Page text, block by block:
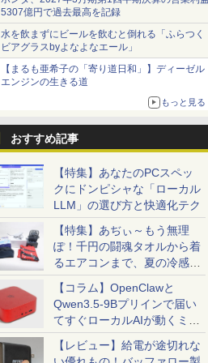
5307億円で過去最高を記録
水を飲まずにビールを飲むと倒れる「ふらつく
ビアグラスbyよなよなエール」
【まるも亜希子の「寄り道日和」】ディーゼル
エンジンの生きる道
もっと見る
おすすめ記事
【特集】あなたのPCスペッ
クにドンピシャな「ローカル
LLM」の選び方と快適化テク
【特集】あぢぃ～もう無理
ぽ！千円の闘魂タオルから着
るエアコンまで、夏の冷感グ
ッズ一挙紹介
【コラム】OpenClawと
Qwen3.5-9Bプリインで届い
てすぐローカルAIが動くミニ
PC「SER9 Pro」
【レビュー】給電が途切れな